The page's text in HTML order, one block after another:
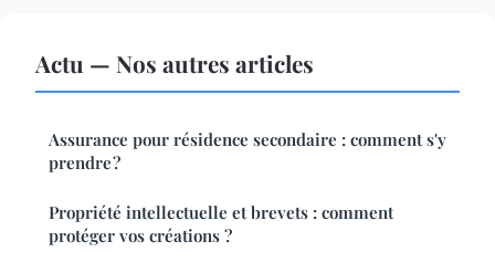
Actu — Nos autres articles
Assurance pour résidence secondaire : comment s'y
prendre ?
Propriété intellectuelle et brevets : comment
protéger vos créations ?